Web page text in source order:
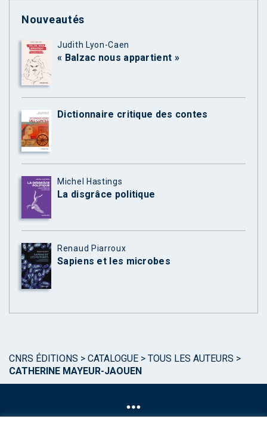
Nouveautés
Judith Lyon-Caen
« Balzac nous appartient »
Dictionnaire critique des contes
Michel Hastings
La disgrâce politique
Renaud Piarroux
Sapiens et les microbes
CNRS ÉDITIONS > CATALOGUE > TOUS LES AUTEURS >
CATHERINE MAYEUR-JAOUEN